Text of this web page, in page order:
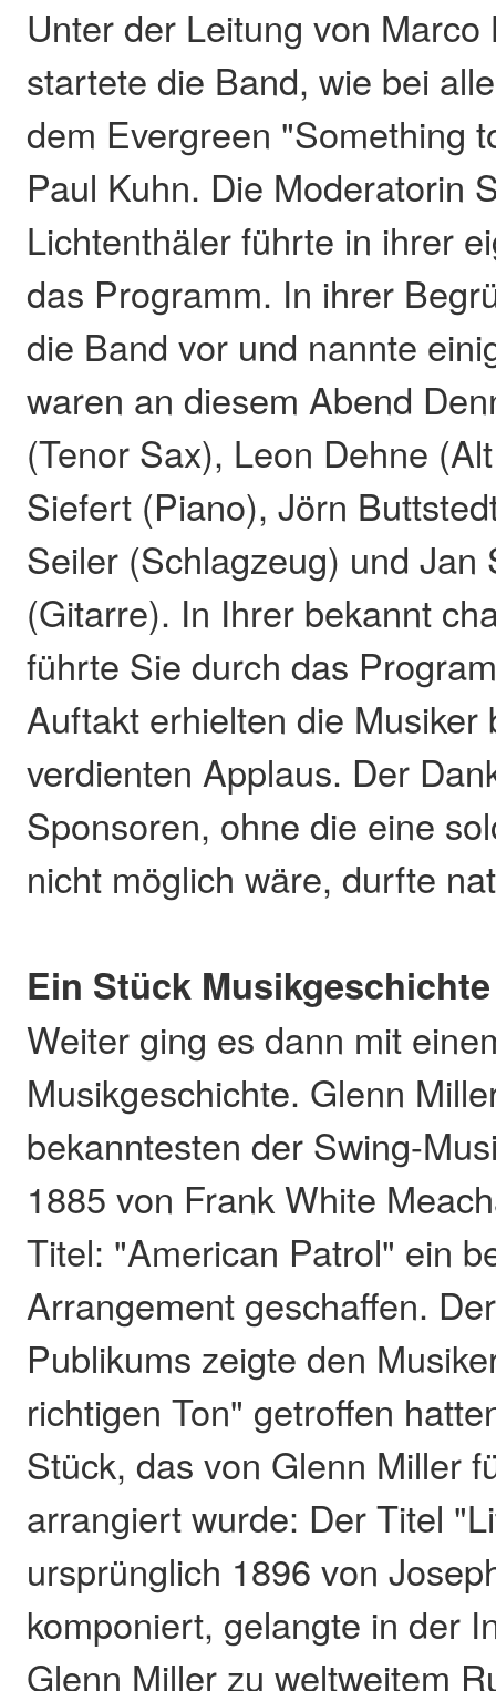
Unter der Leitung von Marco
startete die Band, wie bei
dem Evergreen "Something
Paul Kuhn. Die Moderatorin
Lichtenthäler führte in ihrer
das Programm. In ihrer
die Band vor und nannte
waren an diesem Abend
(Tenor Sax), Leon Dehne
Siefert (Piano), Jörn
Seiler (Schlagzeug) und Jan
(Gitarre). In Ihrer bekannt
führte Sie durch das
Auftakt erhielten die Musiker
verdienten Applaus. Der
Sponsoren, ohne die eine
nicht möglich wäre, durfte
Ein Stück Musikgeschichte
Weiter ging es dann mit
Musikgeschichte. Glenn
bekanntesten der Swing-
1885 von Frank White
Titel: "American Patrol" ein
Arrangement geschaffen.
Publikums zeigte den
richtigen Ton" getroffen
Stück, das von Glenn Miller
arrangiert wurde: Der Titel
ursprünglich 1896 von
komponiert, gelangte in der
Glenn Miller zu weltweitem